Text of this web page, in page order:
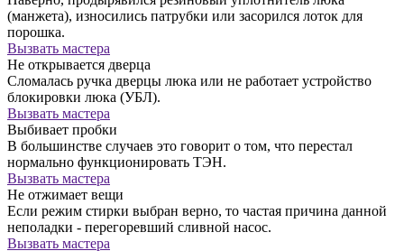
(манжета), износились патрубки или засорился лоток для
порошка.
Вызвать мастера
Не открывается дверца
Сломалась ручка дверцы люка или не работает устройство
блокировки люка (УБЛ).
Вызвать мастера
Выбивает пробки
В большинстве случаев это говорит о том, что перестал
нормально функционировать ТЭН.
Вызвать мастера
Не отжимает вещи
Если режим стирки выбран верно, то частая причина данной
неполадки - перегоревший сливной насос.
Вызвать мастера